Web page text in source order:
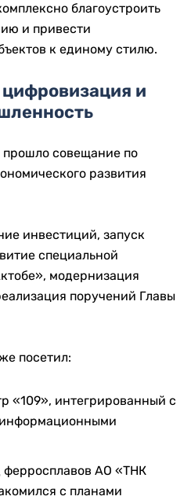
благоустроить
и привести
к единому стилю.
и
прошло совещание по
развития
инвестиций, запуск
специальной
модернизация
поручений Главы
посетил:
«109», интегрированный с
АО «ТНК
с планами